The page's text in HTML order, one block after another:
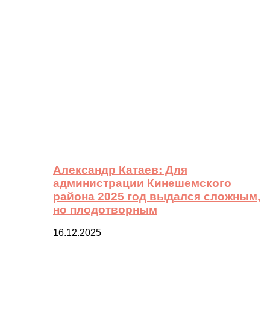
Александр Катаев: Для
администрации Кинешемского
района 2025 год выдался сложным,
но плодотворным
16.12.2025